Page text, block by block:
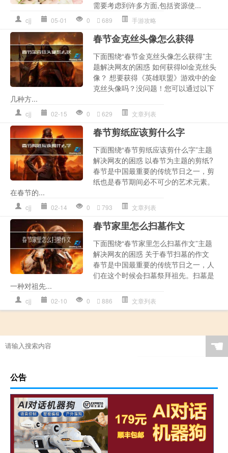
需要考虑到许多方面,包括资源使...
cjj 05-01 0 689 手游攻略
春节金克丝头像怎么获得
下面围绕“春节金克丝头像怎么获得”主
题解决网友的困惑 如何获得lol金克丝头
像？ 想要获得《英雄联盟》游戏中的金
克丝头像吗？没问题！您可以通过以下
几种方...
cjj 02-15 0 629 文章列表
春节剪纸应该剪什么字
下面围绕“春节剪纸应该剪什么字”主题
解决网友的困惑 以春节为主题的剪纸?
春节是中国最重要的传统节日之一，剪
纸也是春节期间必不可少的艺术元素。
在春节的...
cjj 02-14 0 793 文章列表
春节家里怎么扫墓作文
下面围绕“春节家里怎么扫墓作文”主题
解决网友的困惑 关于春节扫墓的作文
春节是中国最重要的传统节日之一，人
们在这个时候会扫墓祭拜祖先。扫墓是
一种对祖先...
cjj 02-10 0 886 文章列表
☚
公告